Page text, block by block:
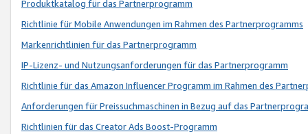
Produktkatalog für das Partnerprogramm
Richtlinie für Mobile Anwendungen im Rahmen des Partnerprogramms
Markenrichtlinien für das Partnerprogramm
IP-Lizenz- und Nutzungsanforderungen für das Partnerprogramm
Richtlinie für das Amazon Influencer Programm im Rahmen des
Anforderungen für Preissuchmaschinen in Bezug auf das
Richtlinien für das Creator Ads Boost-Programm